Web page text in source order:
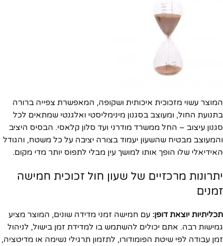
המוצר עשוי מזכוכית איכותית ושקופה, המאפשרת צפייה ברורה
בתנועת החול, ומעוצב בסגנון מינימליסטי ואלגנטי שמתאים לכל
סגנון עיצוב – החל ממשרד מודרני ועד סלון קלאסי. הבסיס היציב
והמעוצב מבטיח שהשעון יעמוד בצורה יציבה על כל משטח, והגודל
האידיאלי שלו הופך אותו למושך עין מבלי לתפוס יותר מדי מקום.
יתרונות מרכזיים של שעון חול זכוכית חמישה
זמנים
תכליתיות יוצאת דופן: עם חמישה זמני מדידה שונים, המוצר מציע
גמישות רבה. אתם יכולים להשתמש בו למדידת זמן בישול, לניהול
זמן עבודה לפי שיטת הפומודורו, לתזמון תרגילי נשימה או מדיטציה,